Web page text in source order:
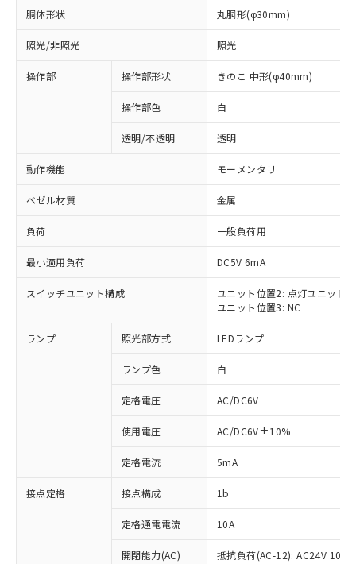
胴体形状 丸胴形(φ30mm)
照光/非照光 照光
操作部 操作部形状 きのこ 中形(φ40mm)
操作部色 白
透明/不透明 透明
動作機能 モーメンタリ
ベゼル材質 金属
負荷 一般負荷用
最小適用負荷 DC5V 6mA
スイッチユニット構成
ユニット位置2: 点灯ユニット
ユニット位置3: NC
ランプ 照光部方式 LEDランプ
ランプ色 白
定格電圧 AC/DC6V
使用電圧 AC/DC6V±10%
定格電流 5mA
接点定格 接点構成 1b
定格通電電流 10A
開閉能力(AC)
抵抗負荷(AC-12): AC24V 10A/
ご利用条件
以下の条件をお読みいただき、同意のうえ
ご利用ください。
本サービスは、当社制御機器事業取扱
商品の当社在庫状況および標準価格
(税抜)を提供させていただくもので
当社制御機器事業取扱商品の中には、
※1 対応状況
対応済み：EU RoHS指令（10物質）の
非含有に対応した製品が提供可能な商品で
対応予定：EU RoHS指令（10物質）の非含
有に対応した製品に切り替える予定のある
対応予定なし：EU RoHS指令（10物質）の
非含有に非対応の商品で、対応品を出す予
定はありません。
調査・確認中：EU RoHS指令（10物質）の
非含有の対応状況を調査中または確認中の
非該当品：ライセンス料など無形物で、有
害物質有無と関係のない商品です。
※1 中国RoHS○×表
「○」：最大均質材料含有率が中国RoHSの
基準値以下であることを示します。